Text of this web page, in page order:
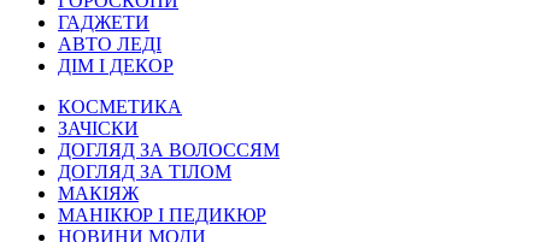
ГАДЖЕТИ
АВТО ЛЕДІ
ДІМ І ДЕКОР
КОСМЕТИКА
ЗАЧІСКИ
ДОГЛЯД ЗА ВОЛОССЯМ
ДОГЛЯД ЗА ТІЛОМ
МАКІЯЖ
МАНІКЮР І ПЕДИКЮР
НОВИНИ МОДИ